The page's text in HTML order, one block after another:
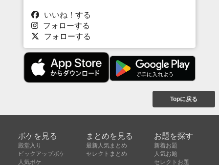
いいね！する
フォローする
フォローする
Topに戻る
ボケを見る
殿堂入り
ピックアップボケ
人気ボケ
まとめを見る
最新人気まとめ
セレクトまとめ
お題を探す
新着お題
人気お題
セレクトお題